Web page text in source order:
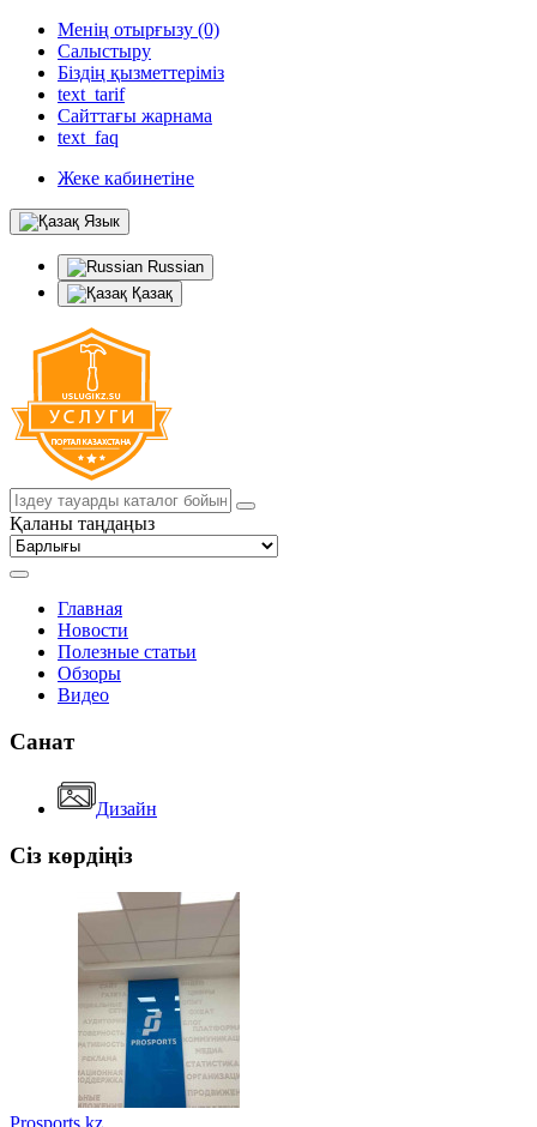
Менің отырғызу (0)
Салыстыру
Біздің қызметтеріміз
text_tarif
Сайттағы жарнама
text_faq
Жеке кабинетіне
Язык
Russian
Қазақ
Қаланы таңдаңыз
Главная
Новости
Полезные статьи
Обзоры
Видео
Санат
Дизайн
Сіз көрдіңіз
Prosports.kz